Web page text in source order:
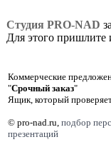
Студия PRO-NAD
Для этого пришлите
Коммерческие
"Срочный заказ"
Ящик, который
© pro-nad.ru, подбор
презентаций